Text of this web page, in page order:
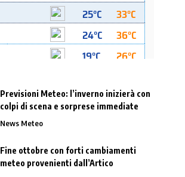
Previsioni Meteo: l’inverno inizierà con
colpi di scena e sorprese immediate
News Meteo
Fine ottobre con forti cambiamenti
meteo provenienti dall’Artico